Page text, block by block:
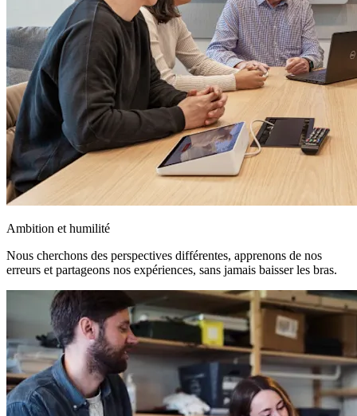
Ambition et humilité
Nous cherchons des perspectives différentes, apprenons de nos
erreurs et partageons nos expériences, sans jamais baisser les bras.